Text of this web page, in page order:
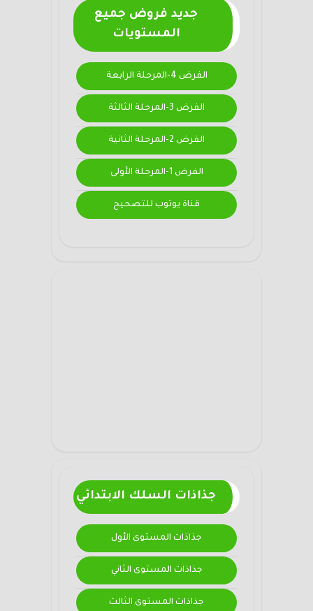
جديد فروض جميع
المستويات
الفرض 4-المرحلة الرابعة
الفرض 3-المرحلة الثالثة
الفرض 2-المرحلة الثانية
الفرض 1-المرحلة الأولى
قناة يوتوب للتصحيح
جذاذات السلك الابتدائي
جذاذات المستوى الأول
جذاذات المستوى الثاني
جذاذات المستوى الثالث